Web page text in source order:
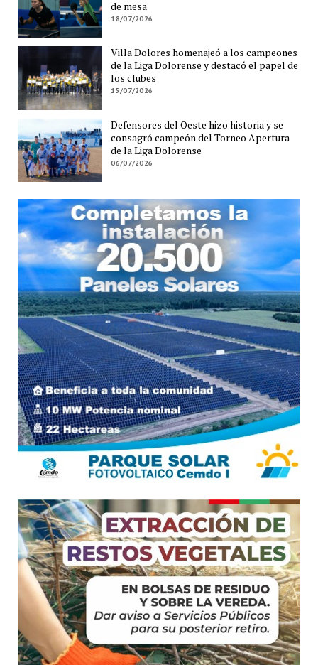
de mesa
18/07/2026
Villa Dolores homenajeó a los campeones
de la Liga Dolorense y destacó el papel de
los clubes
15/07/2026
Defensores del Oeste hizo historia y se
consagró campeón del Torneo Apertura
de la Liga Dolorense
06/07/2026